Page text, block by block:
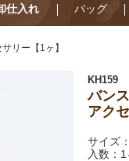
仕入れ バッグ
リー【1ヶ】
KH159
バン
アク
サイズ
入数：1